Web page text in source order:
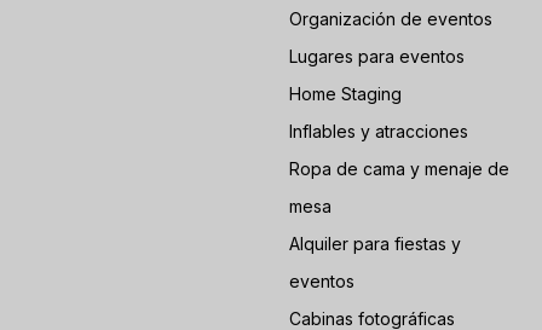
Organización de eventos
Lugares para eventos
Home Staging
Inflables y atracciones
Ropa de cama y menaje de
mesa
Alquiler para fiestas y
eventos
Cabinas fotográficas